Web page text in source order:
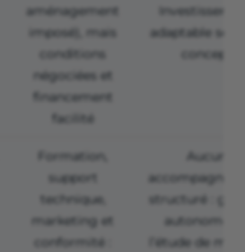
aménagement
imposé), mais
conditions
négociées et
financement
facilité
adaptable
concept
Formation,
support
technique,
marketing et
conformité :
Aucun
structuré :
autonome
l’étude de